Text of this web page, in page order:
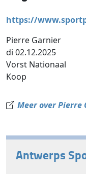
https://
Pierre Garnier
di 02.12.2025
Vorst Nationaal
Koop
Meer over
Antwerps